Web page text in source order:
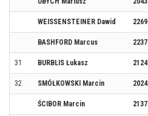
WEISSENSTEINER Dawid 2269
BASHFORD Marcus 2237
31 BURBLIS Łukasz 2124
32 SMÓŁKOWSKI Marcin 2024
ŚCIBOR Marcin 2137